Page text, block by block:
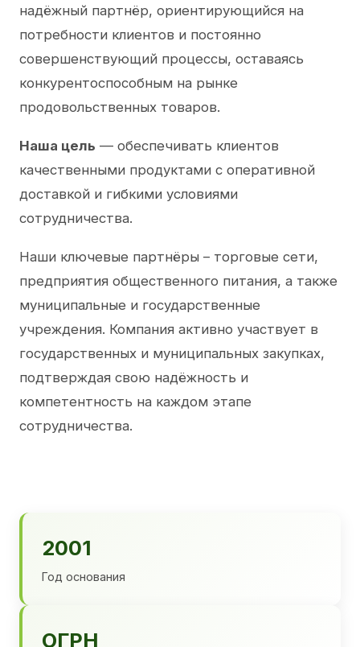
надёжный партнёр, ориентирующийся на
потребности клиентов и постоянно
совершенствующий процессы, оставаясь
конкурентоспособным на рынке
продовольственных товаров.
Наша цель — обеспечивать клиентов
качественными продуктами с оперативной
доставкой и гибкими условиями
сотрудничества.
Наши ключевые партнёры – торговые сети,
предприятия общественного питания, а также
муниципальные и государственные
учреждения. Компания активно участвует в
государственных и муниципальных закупках,
подтверждая свою надёжность и
компетентность на каждом этапе
сотрудничества.
2001
Год основания
ОГРН